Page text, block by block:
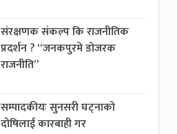
संरक्षणक संकल्प कि राजनीतिक
प्रदर्शन ? “जनकपुरमे डोजरक
राजनीति”
सम्पादकीयः सुनसरी घट्नाको
दोषिलाई कारबाही गर